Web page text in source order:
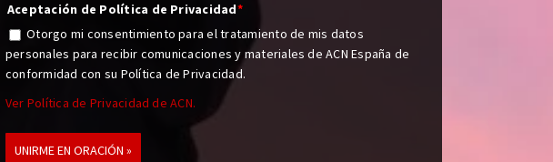
Aceptación de Política de Privacidad*
Otorgo mi consentimiento para el tratamiento de mis datos
personales para recibir comunicaciones y materiales de ACN España de
conformidad con su Política de Privacidad.
Ver Política de Privacidad de ACN.
UNIRME EN ORACIÓN »